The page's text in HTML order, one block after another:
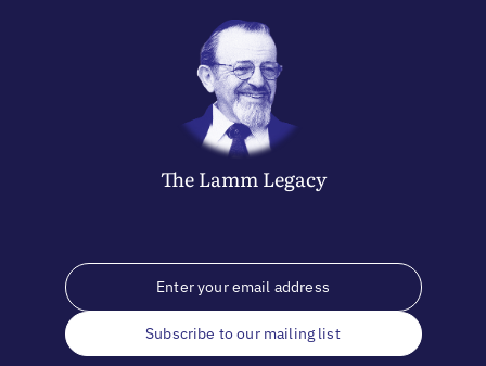
The LammLegacy
Subscribe to our mailing list